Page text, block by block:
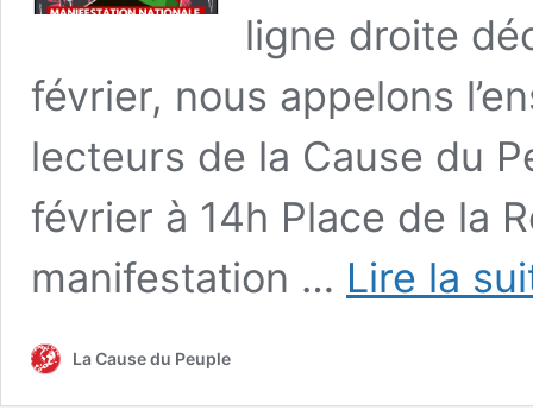
ligne droite
février, nous appelons
lecteurs de la Cause du
février à 14h Place de la
manifestation … Lire la
La Cause du Peuple